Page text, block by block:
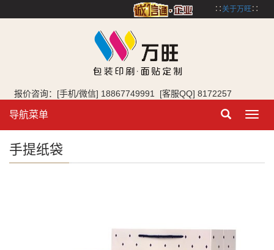
∷ 关于万旺∷
报价咨询：[手机/微信] 18867749991 [客服QQ] 8172257
导航菜单
手提纸袋